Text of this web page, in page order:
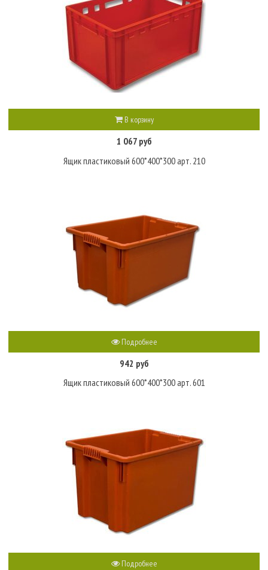
В корзину
1 067 руб
Ящик пластиковый 600*400*300 арт. 210
Подробнее
942 руб
Ящик пластиковый 600*400*300 арт. 601
Подробнее